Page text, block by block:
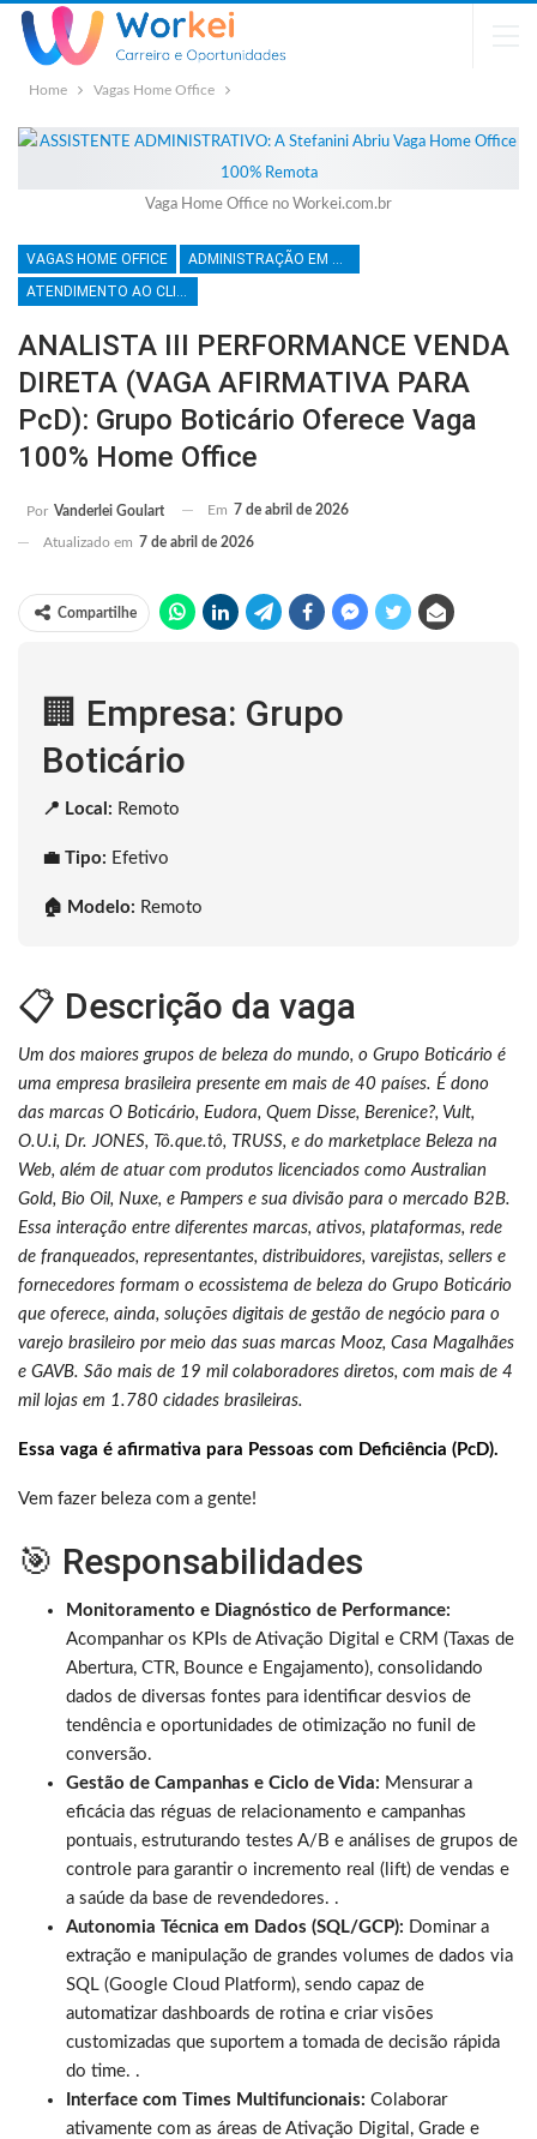
Home Vagas Home Office
Vaga Home Office no Workei.com.br
VAGAS HOME OFFICE
ADMINISTRAÇÃO EM GERAL
ATENDIMENTO AO CLIENTE
ANALISTA III PERFORMANCE VENDA
DIRETA (VAGA AFIRMATIVA PARA
PcD): Grupo Boticário Oferece Vaga
100% Home Office
Por Vanderlei Goulart Em 7 de abril de 2026
Atualizado em 7 de abril de 2026
Compartilhe
🏢 Empresa: Grupo
Boticário
📍 Local: Remoto
💼 Tipo: Efetivo
🏠 Modelo: Remoto
📋 Descrição da vaga
Um dos maiores grupos de beleza do mundo, o Grupo Boticário é
uma empresa brasileira presente em mais de 40 países. É dono
das marcas O Boticário, Eudora, Quem Disse, Berenice?, Vult,
O.U.i, Dr. JONES, Tô.que.tô, TRUSS, e do marketplace Beleza na
Web, além de atuar com produtos licenciados como Australian
Gold, Bio Oil, Nuxe, e Pampers e sua divisão para o mercado B2B.
Essa interação entre diferentes marcas, ativos, plataformas, rede
de franqueados, representantes, distribuidores, varejistas, sellers e
fornecedores formam o ecossistema de beleza do Grupo Boticário
que oferece, ainda, soluções digitais de gestão de negócio para o
varejo brasileiro por meio das suas marcas Mooz, Casa Magalhães
e GAVB. São mais de 19 mil colaboradores diretos, com mais de 4
mil lojas em 1.780 cidades brasileiras.
Essa vaga é afirmativa para Pessoas com Deficiência (PcD).
Vem fazer beleza com a gente!
🎯 Responsabilidades
Monitoramento e Diagnóstico de Performance:
Acompanhar os KPIs de Ativação Digital e CRM (Taxas de
Abertura, CTR, Bounce e Engajamento), consolidando
dados de diversas fontes para identificar desvios de
tendência e oportunidades de otimização no funil de
conversão.
Gestão de Campanhas e Ciclo de Vida: Mensurar a
eficácia das réguas de relacionamento e campanhas
pontuais, estruturando testes A/B e análises de grupos de
controle para garantir o incremento real (lift) de vendas e
a saúde da base de revendedores. .
Autonomia Técnica em Dados (SQL/GCP):
Dominar a
extração e manipulação de grandes volumes de dados via
SQL (Google Cloud Platform), sendo capaz de
automatizar dashboards de rotina e criar visões
customizadas que suportem a tomada de decisão rápida
do time. .
Interface com Times Multifuncionais: Colaborar
ativamente com as áreas de Ativação Digital, Grade e